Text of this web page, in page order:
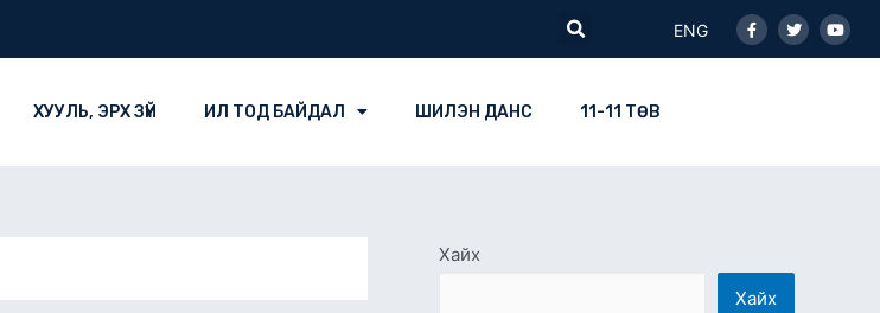
Search
ENG
f
ХУУЛЬ, ЭРХ ЗҮЙ ИЛ ТОД БАЙДАЛ ШИЛЭН ДАНС 11-11 ТӨВ
Хайх
Хайх